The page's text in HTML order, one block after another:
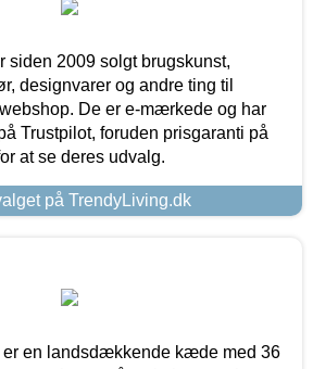
siden 2009 solgt brugskunst,
designvarer og andre ting til
De er e-mærkede og har
Trustpilot, foruden prisgaranti på
at se deres udvalg.
på TrendyLiving.dk
er en landsdækkende kæde med 36